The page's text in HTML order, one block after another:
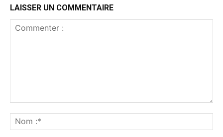
LAISSER UN COMMENTAIRE
:*